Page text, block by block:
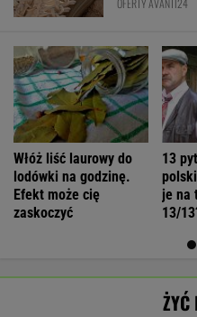
OFERTY AVANTI24
Włóż liść laurowy do
lodówki na godzinę.
Efekt może cię
zaskoczyć
13
je na
13/
ŻYĆ